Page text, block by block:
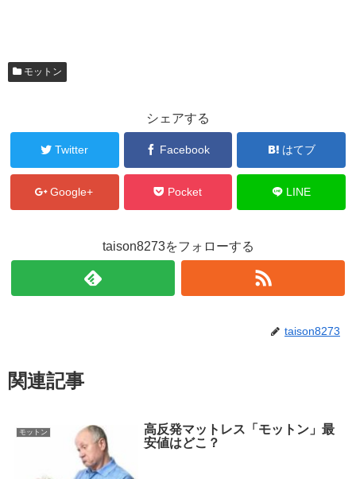
モットン
シェアする
Twitter Facebook はてブ
Google+ Pocket LINE
taison8273をフォローする
taison8273
関連記事
モットン
高反発マットレス「モットン」最
安値はどこ？